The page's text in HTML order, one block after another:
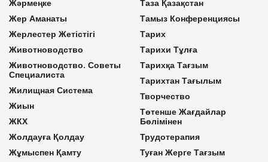
Жәрмеңке
Жер Аманаты
Жерлестер Жетістігі
Животноводство
Животноводство. Советы
Специалиста
Жилищная Система
Жиын
ЖКХ
Жолдауға Қолдау
Жұмыспен Қамту
Таза Қазақстан
Тамыз Конференциясы
Тарих
Тарихи Тұлға
Тарихқа Тағзым
Тарихтан Тағылым
Творчество
Төтенше Жағдайлар
Бөлімінен
Трудотерапия
Туған Жерге Тағзым